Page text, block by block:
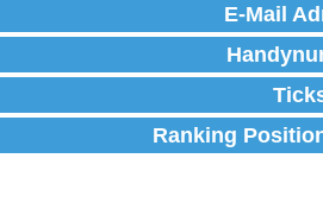
E-Mail
Ranking